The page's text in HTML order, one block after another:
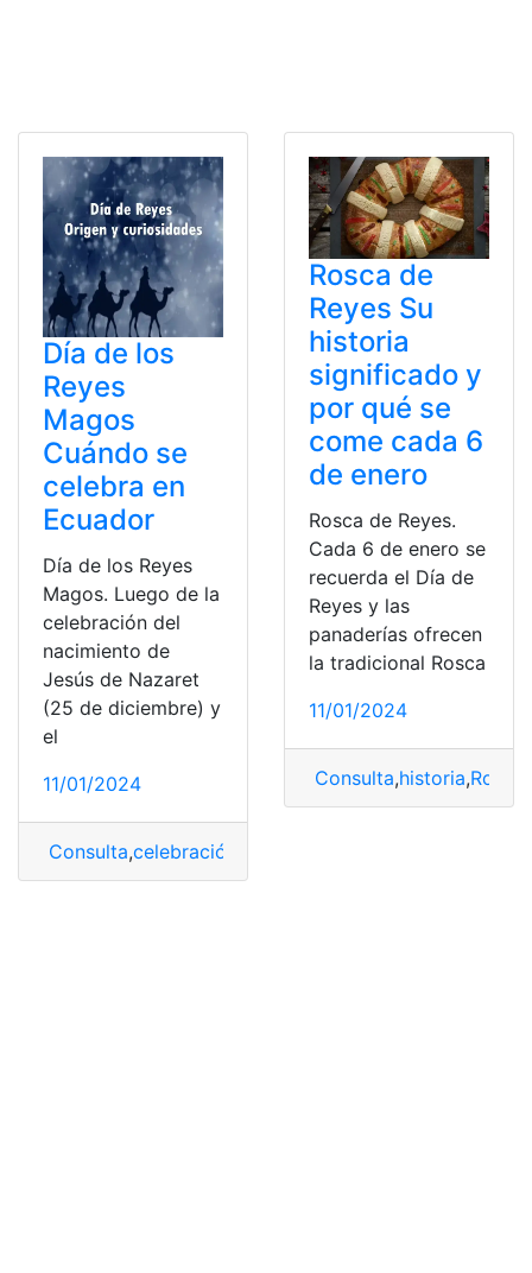
Día de los
Reyes
Magos
Cuándo se
celebra en
Ecuador
Día de los Reyes
Magos. Luego de la
celebración del
nacimiento de
Jesús de Nazaret
(25 de diciembre) y
el
11/01/2024
Consulta,celebración
Rosca de
Reyes Su
historia
significado y
por qué se
come cada 6
de enero
Rosca de Reyes.
Cada 6 de enero se
recuerda el Día de
Reyes y las
panaderías ofrecen
la tradicional Rosca
11/01/2024
Consulta,historia,Rosca